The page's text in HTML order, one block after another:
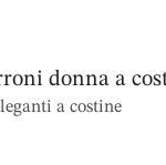
donna a
a costine